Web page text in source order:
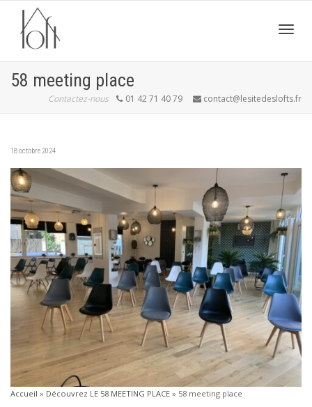
58 meeting place
Contactez-nous 01 42 71 40 79 contact@lesitedeslofts.fr
18 octobre 2024
Accueil » Découvrez LE 58 MEETING PLACE » 58 meeting place